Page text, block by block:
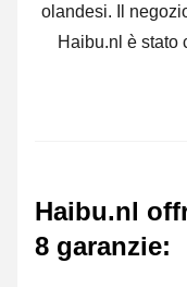
olandesi. Il
Haibu.nl è stato
Haibu.nl
8 garanzie: